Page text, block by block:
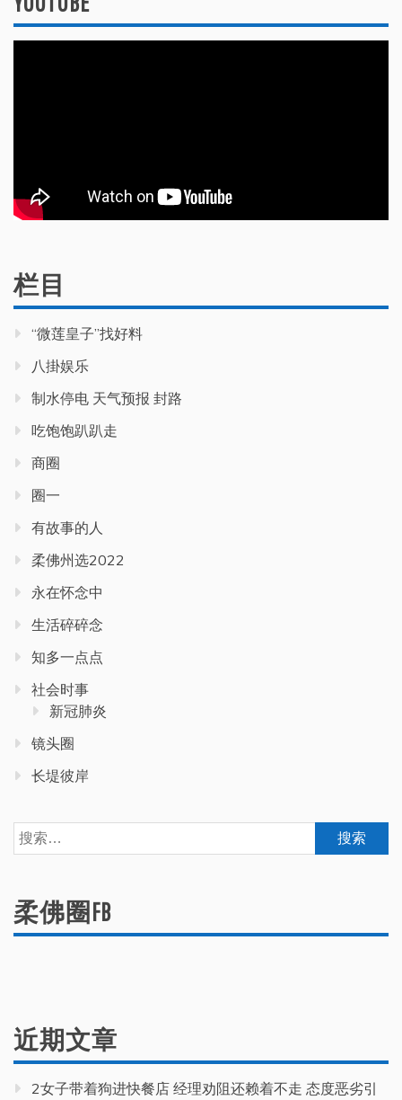
栏目
“微莲皇子”找好料
八掛娱乐
制水停电 天气预报 封路
吃饱饱趴趴走
商圈
圈一
有故事的人
柔佛州选2022
永在怀念中
生活碎碎念
知多一点点
社会时事
新冠肺炎
镜头圈
长堤彼岸
搜
索：
柔佛圈FB
近期文章
2女子带着狗进快餐店 经理劝阻还赖着不走 态度恶劣引